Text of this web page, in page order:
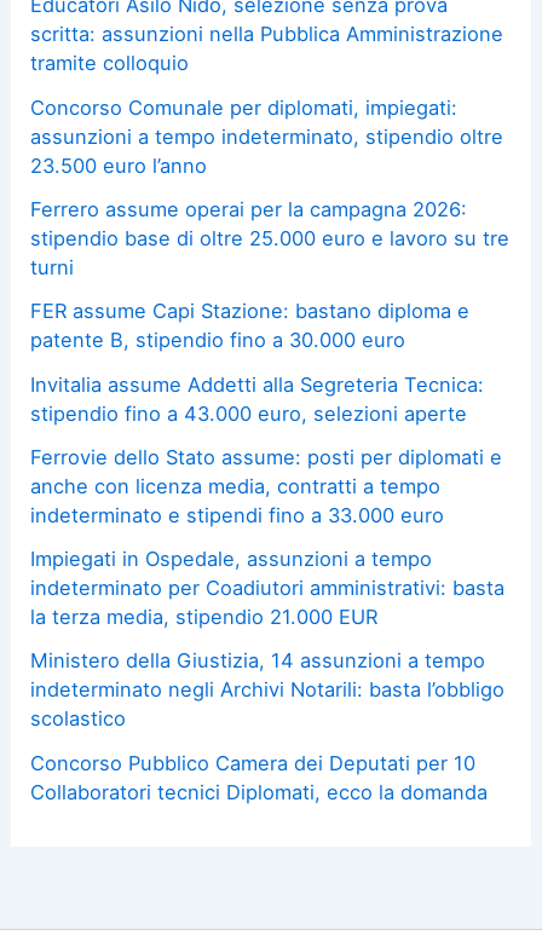
Educatori Asilo Nido, selezione senza prova
scritta: assunzioni nella Pubblica Amministrazione
tramite colloquio
Concorso Comunale per diplomati, impiegati:
assunzioni a tempo indeterminato, stipendio oltre
23.500 euro l’anno
Ferrero assume operai per la campagna 2026:
stipendio base di oltre 25.000 euro e lavoro su tre
turni
FER assume Capi Stazione: bastano diploma e
patente B, stipendio fino a 30.000 euro
Invitalia assume Addetti alla Segreteria Tecnica:
stipendio fino a 43.000 euro, selezioni aperte
Ferrovie dello Stato assume: posti per diplomati e
anche con licenza media, contratti a tempo
indeterminato e stipendi fino a 33.000 euro
Impiegati in Ospedale, assunzioni a tempo
indeterminato per Coadiutori amministrativi: basta
la terza media, stipendio 21.000 EUR
Ministero della Giustizia, 14 assunzioni a tempo
indeterminato negli Archivi Notarili: basta l’obbligo
scolastico
Concorso Pubblico Camera dei Deputati per 10
Collaboratori tecnici Diplomati, ecco la domanda